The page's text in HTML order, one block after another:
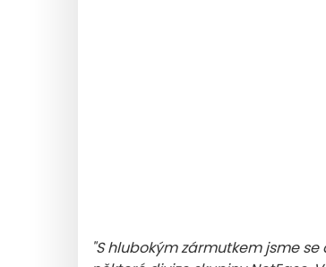
"S hlubokým zármutkem jsme